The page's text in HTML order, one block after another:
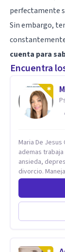
perfectamente
Sin embargo,
cuenta para
Encuentra
Maria De Jesus Gutierrez
ademas
ansieda, depresion,
divorcio.
de
diferntes